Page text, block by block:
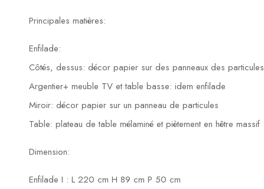
Principales matières:
Enfilade:
Côtés, dessus: décor papier sur des panneaux des particules
Argentier+ meuble TV et table basse: idem enfilade
Miroir: décor papier sur un panneau de particules
Table: plateau de table mélaminé et piètement en hêtre massif
Dimension:
Enfilade I : L 220 cm H 89 cm P 50 cm